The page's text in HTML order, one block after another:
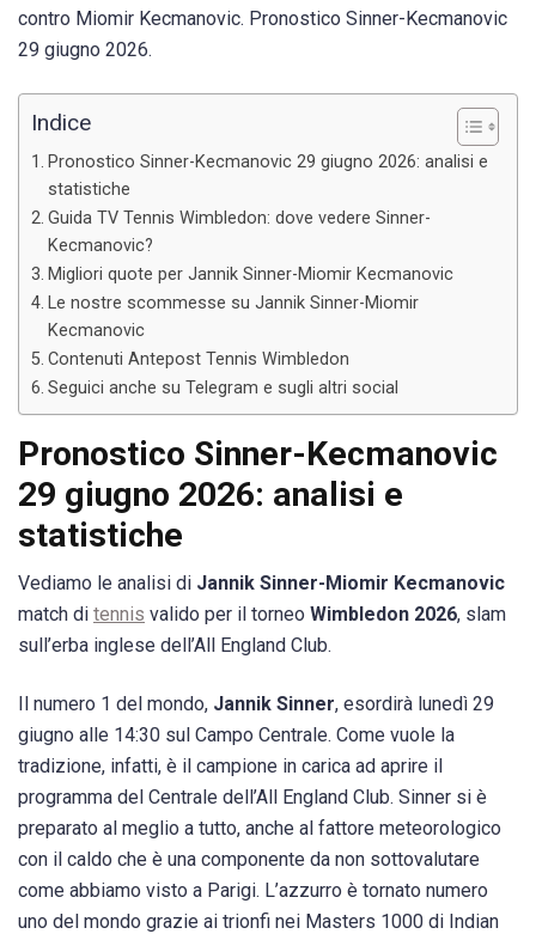
contro Miomir Kecmanovic. Pronostico Sinner-Kecmanovic
29 giugno 2026.
Indice
Pronostico Sinner-Kecmanovic 29 giugno 2026: analisi e
statistiche
Guida TV Tennis Wimbledon: dove vedere Sinner-
Kecmanovic?
Migliori quote per Jannik Sinner-Miomir Kecmanovic
Le nostre scommesse su Jannik Sinner-Miomir
Kecmanovic
Contenuti Antepost Tennis Wimbledon
Seguici anche su Telegram e sugli altri social
Pronostico Sinner-Kecmanovic
29 giugno 2026: analisi e
statistiche
Vediamo le analisi di Jannik Sinner-Miomir Kecmanovic
match di tennis valido per il torneo Wimbledon 2026, slam
sull’erba inglese dell’All England Club.
Il numero 1 del mondo, Jannik Sinner, esordirà lunedì 29
giugno alle 14:30 sul Campo Centrale. Come vuole la
tradizione, infatti, è il campione in carica ad aprire il
programma del Centrale dell’All England Club. Sinner si è
preparato al meglio a tutto, anche al fattore meteorologico
con il caldo che è una componente da non sottovalutare
come abbiamo visto a Parigi. L’azzurro è tornato numero
uno del mondo grazie ai trionfi nei Masters 1000 di Indian